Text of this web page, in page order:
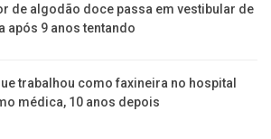
de algodão doce passa em vestibular de
após 9 anos tentando
trabalhou como faxineira no hospital
médica, 10 anos depois